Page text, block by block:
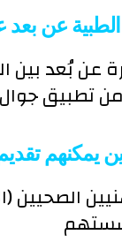
عن بعد
عن بُعد بين
يمكنهم
الصحيين